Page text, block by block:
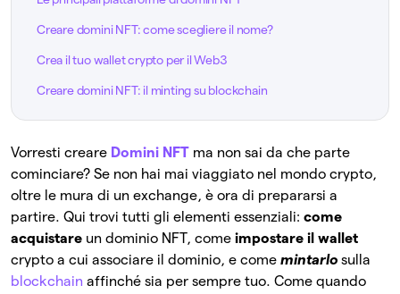
Creare domini NFT: come scegliere il nome?
Crea il tuo wallet crypto per il Web3
Creare domini NFT: il minting su blockchain
Vorresti creare Domini NFT ma non sai da che parte
cominciare? Se non hai mai viaggiato nel mondo crypto,
oltre le mura di un exchange, è ora di prepararsi a
partire. Qui trovi tutti gli elementi essenziali: come
acquistare un dominio NFT, come impostare il wallet
crypto a cui associare il dominio, e come mintarlo sulla
blockchain affinché sia per sempre tuo. Come quando